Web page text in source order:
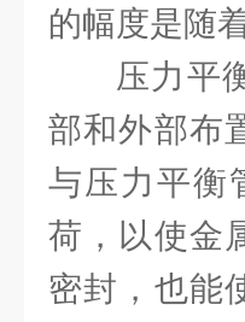
的幅度是随
压力平
部和外部布
与压力平衡
荷，以使金
密封，也能